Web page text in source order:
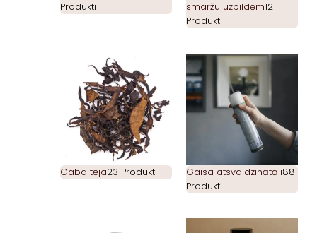
Produkti
smaržu uzpildēm12
Produkti
Gaba tēja23 Produkti Gaisa atsvaidzinātāji88
Produkti